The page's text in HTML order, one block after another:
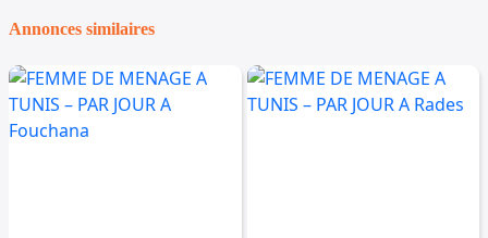
Annonces similaires